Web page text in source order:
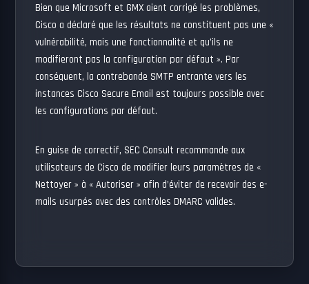
Bien que Microsoft et GMX aient corrigé les problèmes,
Cisco a déclaré que les résultats ne constituent pas une «
vulnérabilité, mais une fonctionnalité et qu’ils ne
modifieront pas la configuration par défaut ». Par
conséquent, la contrebande SMTP entrante vers les
instances Cisco Secure Email est toujours possible avec
les configurations par défaut.
En guise de correctif, SEC Consult recommande aux
utilisateurs de Cisco de modifier leurs paramètres de «
Nettoyer » à « Autoriser » afin d’éviter de recevoir des e-
mails usurpés avec des contrôles DMARC valides.